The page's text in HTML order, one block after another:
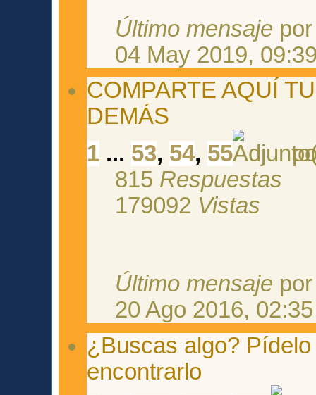
Último mensaje
04 May 2019,
COMPARTE AQUÍ
DEMÁS
1 ... 53, 54, 55
815 Respuestas
179092 Vistas
Último mensaje
20 Ago 2016, 02:35
¿Buscas algo?
encontrarlo